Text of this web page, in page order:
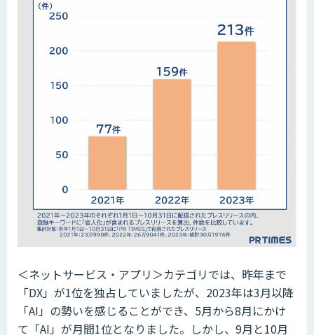
＜ネットサービス・アプリ＞カテゴリでは、昨年まで
「DX」が1位を独占していましたが、2023年は3月以降
「AI」の勢いを感じることができ、5月から8月にかけ
て「AI」が月間1位となりました。しかし、9月と10月